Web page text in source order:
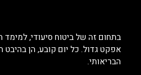
בתחום זה של ביטוח סיעודי, למימד
אפקט גדול. כל יום קובע, הן בהיבט
הבריאותי.